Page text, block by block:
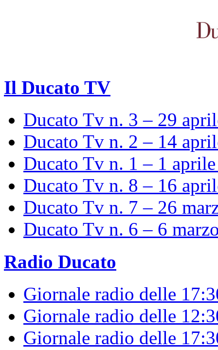
Il Ducato TV
Ducato Tv n. 3 – 29
Ducato Tv n. 2 – 14
Ducato Tv n. 1 – 1
Ducato Tv n. 8 – 16
Ducato Tv n. 7 – 26
Ducato Tv n. 6 – 6
Radio Ducato
Giornale radio delle
Giornale radio delle
Giornale radio delle